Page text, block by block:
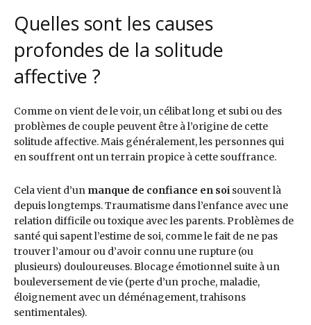
Quelles sont les causes
profondes de la solitude
affective ?
Comme on vient de le voir, un célibat long et subi ou des
problèmes de couple peuvent être à l’origine de cette
solitude affective. Mais généralement, les personnes qui
en souffrent ont un terrain propice à cette souffrance.
Cela vient d’un manque de confiance en soi souvent là
depuis longtemps. Traumatisme dans l’enfance avec une
relation difficile ou toxique avec les parents. Problèmes de
santé qui sapent l’estime de soi, comme le fait de ne pas
trouver l’amour ou d’avoir connu une rupture (ou
plusieurs) douloureuses. Blocage émotionnel suite à un
bouleversement de vie (perte d’un proche, maladie,
éloignement avec un déménagement, trahisons
sentimentales).